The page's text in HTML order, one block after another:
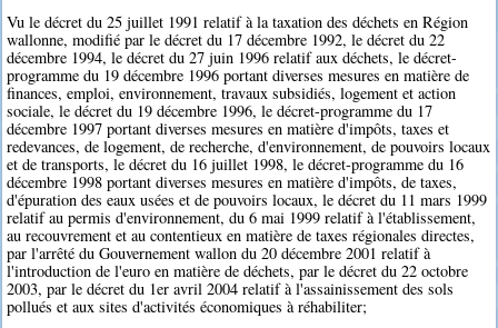
Vu le décret du 25 juillet 1991 relatif à la taxation des déchets en Région
wallonne, modifié par le décret du 17 décembre 1992, le décret du 22
décembre 1994, le décret du 27 juin 1996 relatif aux déchets, le décret-
programme du 19 décembre 1996 portant diverses mesures en matière de
finances, emploi, environnement, travaux subsidiés, logement et action
sociale, le décret du 19 décembre 1996, le décret-programme du 17
décembre 1997 portant diverses mesures en matière d'impôts, taxes et
redevances, de logement, de recherche, d'environnement, de pouvoirs locaux
et de transports, le décret du 16 juillet 1998, le décret-programme du 16
décembre 1998 portant diverses mesures en matière d'impôts, de taxes,
d'épuration des eaux usées et de pouvoirs locaux, le décret du 11 mars 1999
relatif au permis d'environnement, du 6 mai 1999 relatif à l'établissement,
au recouvrement et au contentieux en matière de taxes régionales directes,
par l'arrêté du Gouvernement wallon du 20 décembre 2001 relatif à
l'introduction de l'euro en matière de déchets, par le décret du 22 octobre
2003, par le décret du 1er avril 2004 relatif à l'assainissement des sols
pollués et aux sites d'activités économiques à réhabiliter;